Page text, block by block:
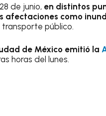
de junio, en distintos
afectaciones como
transporte público.
de México emitió la
horas del lunes.